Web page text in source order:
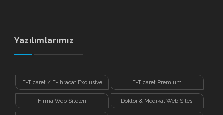
Yazılımlarımız
E-Ticaret / E-İhracat Exclusive E-Ticaret Premium
Firma Web Siteleri Doktor & Medikal Web Sitesi